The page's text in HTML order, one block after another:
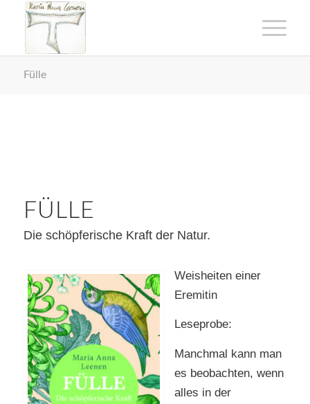
Fülle
FÜLLE
Die schöpferische Kraft der Natur.
Weisheiten einer
Eremitin
Leseprobe:
Manchmal kann man
es beobachten, wenn
alles in der